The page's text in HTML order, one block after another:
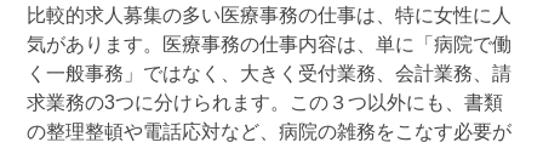
比較的求人募集の多い医療事務の仕事は、特に女性に人
気があります。医療事務の仕事内容は、単に「病院で働
く一般事務」ではなく、大きく受付業務、会計業務、請
求業務の3つに分けられます。この３つ以外にも、書類
の整理整頓や電話応対など、病院の雑務をこなす必要が